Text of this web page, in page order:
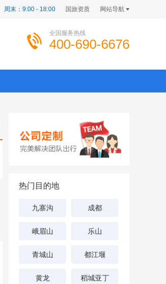
网站导航
国旅资质
周末：9:00 - 18:00
全国服务热线
400-690-6676
热门目的地
九寨沟 成都
峨眉山 乐山
青城山 都江堰
黄龙 稻城亚丁